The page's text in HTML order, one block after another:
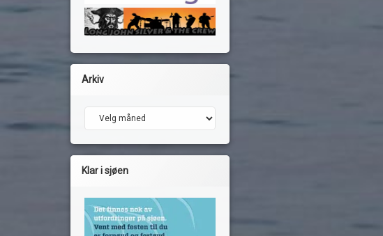
Arkiv
Arkiv
Klar i sjøen